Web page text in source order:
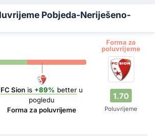
Pobjeda-Neriješeno-
Forma za
poluvrijeme
FC Sion is +89% better u
pogledu
Forma za poluvrijeme
1.70
Poluvrijeme